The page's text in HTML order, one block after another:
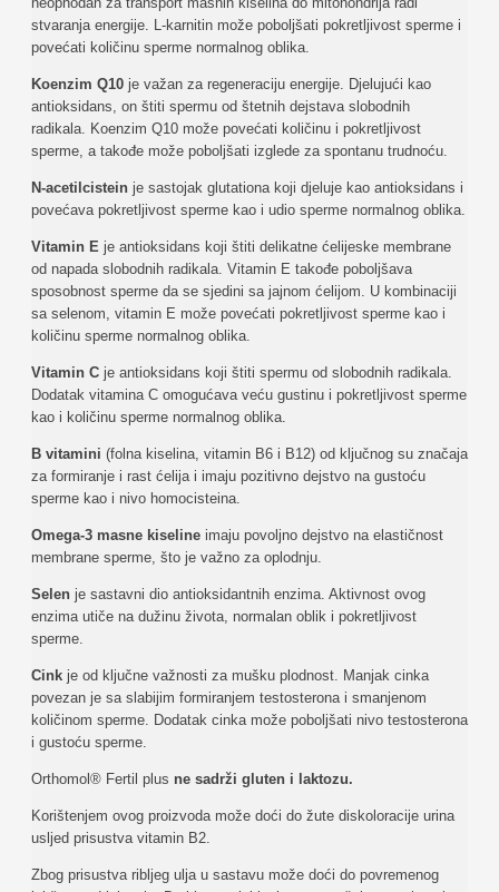
stvaranja energije. L-karnitin može poboljšati pokretljivost sperme i
povećati količinu sperme normalnog oblika.
Koenzim Q10 je važan za regeneraciju energije. Djelujući kao
antioksidans, on štiti spermu od štetnih dejstava slobodnih
radikala. Koenzim Q10 može povećati količinu i pokretljivost
sperme, a takođe može poboljšati izglede za spontanu trudnoću.
N-acetilcistein je sastojak glutationa koji djeluje kao antioksidans i
povećava pokretljivost sperme kao i udio sperme normalnog oblika.
Vitamin E je antioksidans koji štiti delikatne ćelijeske membrane
od napada slobodnih radikala. Vitamin E takođe poboljšava
sposobnost sperme da se sjedini sa jajnom ćelijom. U kombinaciji
sa selenom, vitamin E može povećati pokretljivost sperme kao i
količinu sperme normalnog oblika.
Vitamin C je antioksidans koji štiti spermu od slobodnih radikala.
Dodatak vitamina C omogućava veću gustinu i pokretljivost sperme
kao i količinu sperme normalnog oblika.
B vitamini (folna kiselina, vitamin B6 i B12) od ključnog su značaja
za formiranje i rast ćelija i imaju pozitivno dejstvo na gustoću
sperme kao i nivo homocisteina.
Omega-3 masne kiseline imaju povoljno dejstvo na elastičnost
membrane sperme, što je važno za oplodnju.
Selen je sastavni dio antioksidantnih enzima. Aktivnost ovog
enzima utiče na dužinu života, normalan oblik i pokretljivost
sperme.
Cink je od ključne važnosti za mušku plodnost. Manjak cinka
povezan je sa slabijim formiranjem testosterona i smanjenom
količinom sperme. Dodatak cinka može poboljšati nivo testosterona
i gustoću sperme.
Orthomol® Fertil plus ne sadrži gluten i laktozu.
Korištenjem ovog proizvoda može doći do žute diskoloracije urina
usljed prisustva vitamin B2.
Zbog prisustva ribljeg ulja u sastavu može doći do povremenog